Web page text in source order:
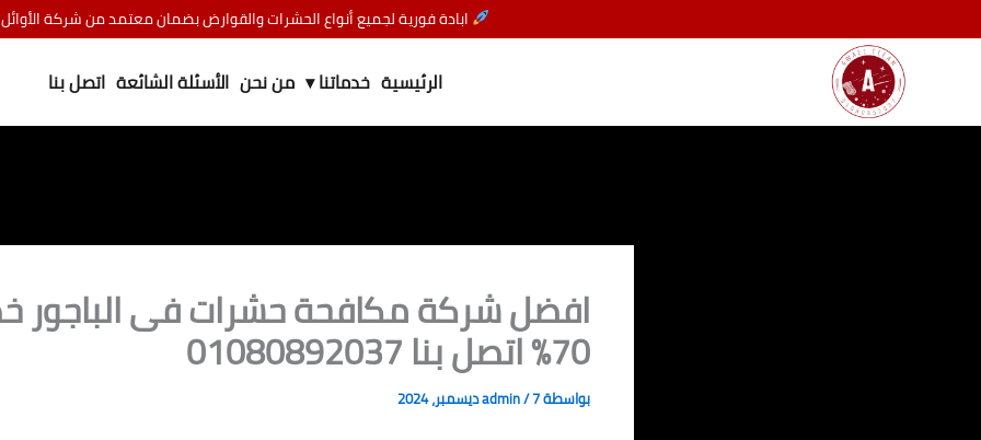
إلى
ابادة فورية لجميع أنواع الحشرات والقوارض بضمان معتمد من شركة الأوائل
الرئيسية خدماتنا ▾ من نحن الأسئلة الشائعة اتصل بنا
افضل شركة مكافحة حشرات فى الباجور
70% اتصل بنا 01080892037
بواسطة admin/7 ديسمبر، 2024